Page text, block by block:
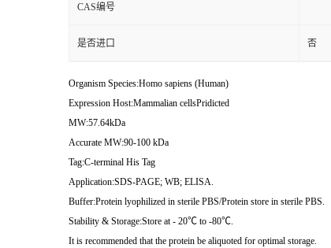
CAS编号
是否进口 否
Organism Species:Homo sapiens (Human)
Expression Host:Mammalian cellsPridicted
MW:57.64kDa
Accurate MW:90-100 kDa
Tag:C-terminal His Tag
Application:SDS-PAGE; WB; ELISA.
Buffer:Protein lyophilized in sterile PBS/Protein store in sterile PBS.
Stability & Storage:Store at - 20℃ to -80℃.
It is recommended that the protein be aliquoted for optimal storage.